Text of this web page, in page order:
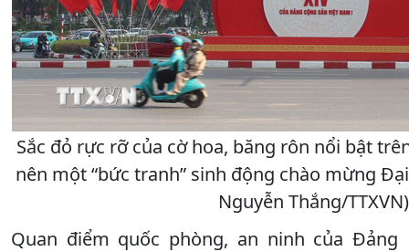
Sắc đỏ rực rỡ của cờ hoa, băng rôn nổi bật
nên một “bức tranh” sinh động chào mừng
Nguyễn Thắng/TTXVN)
Quan điểm quốc phòng, an ninh của Đảng